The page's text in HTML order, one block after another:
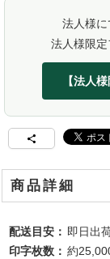
法人様
法人様限定
【法人
商品詳細
配送目安： 即日出
印字枚数： 約